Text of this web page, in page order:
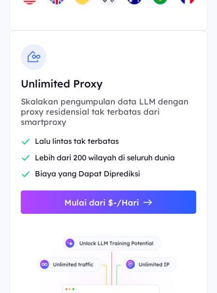
Unlimited Proxy
Skalakan pengumpulan data LLM dengan
proxy residensial tak terbatas dari
smartproxy
Lalu lintas tak terbatas
Lebih dari 200 wilayah di seluruh dunia
Biaya yang Dapat Diprediksi
Mulai dari $-/Hari